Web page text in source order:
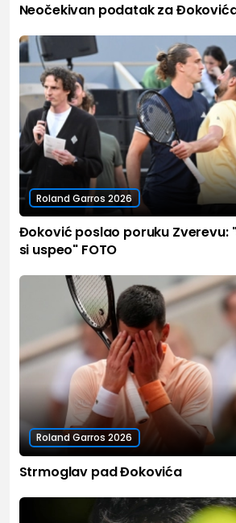
Neočekivan podatak za
Roland Garros 2026
Đoković poslao poruku Zverevu:
si uspeo" FOTO
Roland Garros 2026
Strmoglav pad Đokovića